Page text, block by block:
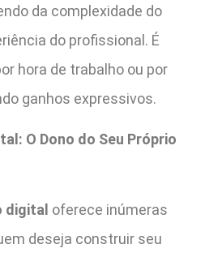
da complexidade do
do profissional. É
hora de trabalho ou por
ganhos expressivos.
O Dono do Seu Próprio
digital oferece inúmeras
deseja construir seu